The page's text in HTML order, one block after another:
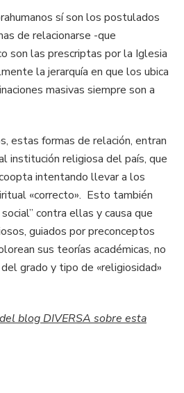
sí son los postulados
de relacionarse -que
son las prescriptas por la Iglesia
la jerarquía en que los ubica
masivas siempre son a
estas formas de relación, entran
institución religiosa del país, que
intentando llevar a los
«correcto». Esto también
contra ellas y causa que
guiados por preconceptos
sus teorías académicas, no
grado y tipo de «religiosidad»
blog DIVERSA sobre esta